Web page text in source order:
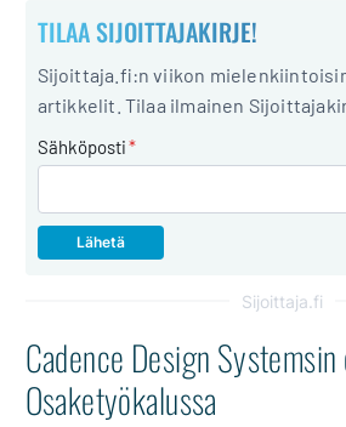
TILAA SIJOITTAJAKIRJE!
Sijoittaja.fi:n viikon
artikkelit. Tilaa ilmainen
Sähköposti*
Sijoittaja.fi
Cadence Design Systemsin
Osaketyökalussa